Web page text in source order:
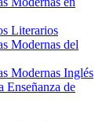
Literarios
Modernas del
Modernas Inglés
Enseñanza de